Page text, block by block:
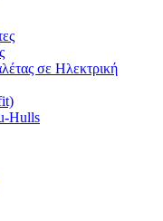
σε Ηλεκτρική
Hulls